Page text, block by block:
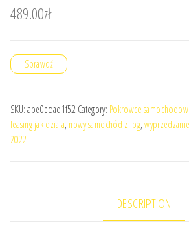
489.00zł
Sprawdź
SKU: abe0edad1f52 Category: Pokrowce
leasing jak dziala, nowy samochód z lpg,
2022
DESCRIPTION